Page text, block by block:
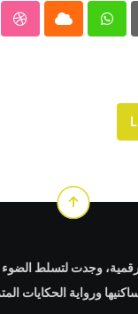
Whatsapp
Cloud
رقمية، وجدت لتسلط
ورواية الحكايات